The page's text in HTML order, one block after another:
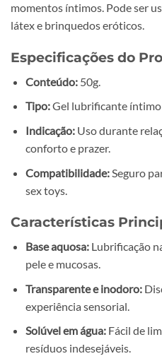
momentos íntimos. Pode ser
látex e brinquedos eróticos.
Especificações do
Conteúdo:50g.
Tipo:Gel lubrificante íntimo
Indicação:Uso durante
conforto e prazer.
Compatibilidade:Seguro
sex toys.
Características
Base aquosa:Lubrificação
pele e mucosas.
Transparente e inodoro:
experiência sensorial.
Solúvel em água:Fácil de
resíduos indesejáveis.